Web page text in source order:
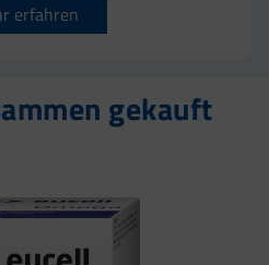
erfahren
gekauft